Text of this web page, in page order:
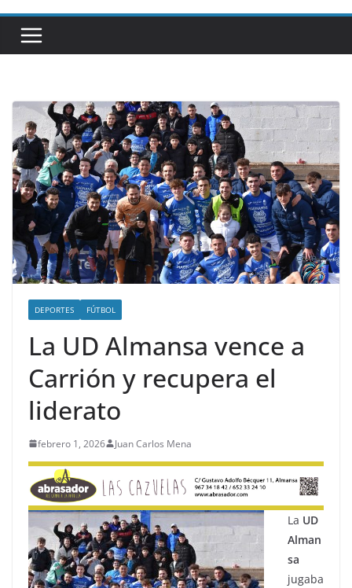
DEPORTES FÚTBOL
La UD Almansa vence a
Carrión y recupera el
liderato
febrero 1, 2026 Juan Carlos Mena
La UD
Alman
sa
jugaba